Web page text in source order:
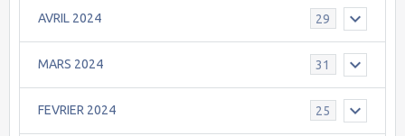
AVRIL 2024 29
MARS 2024 31
FEVRIER 2024 25